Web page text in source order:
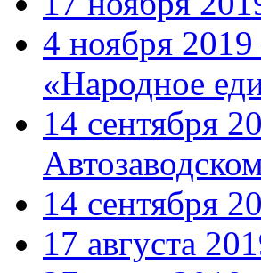
4 ноября
«Народное
14 сентября
14 сентября
17 августа